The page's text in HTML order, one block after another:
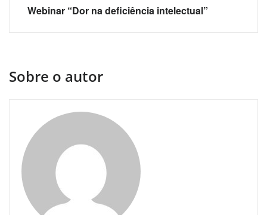
Webinar “Dor na deficiência intelectual”
Sobre o autor